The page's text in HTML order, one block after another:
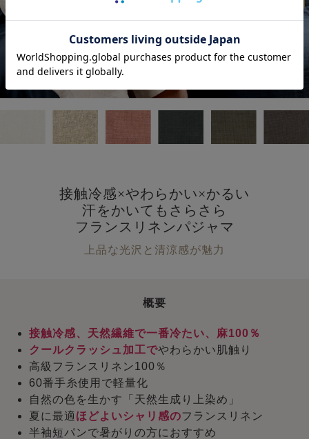
接触冷感×やわらかい×かるい
汗をかいてもさらさら
フランスリネンパジャマ
上品な光沢と清涼感が魅力
概要
接触冷感、天然繊維で一番冷たい、麻100％
クールクラッシュ加工でやわらかい肌触り
高級フランスリネン100％
60番手糸使用で軽量化
自然の色を生かす「天然生成り上染め」
夏に最適ほどよいシャリ感のフランスリネン
半袖短パンで暑がりの方におすすめ